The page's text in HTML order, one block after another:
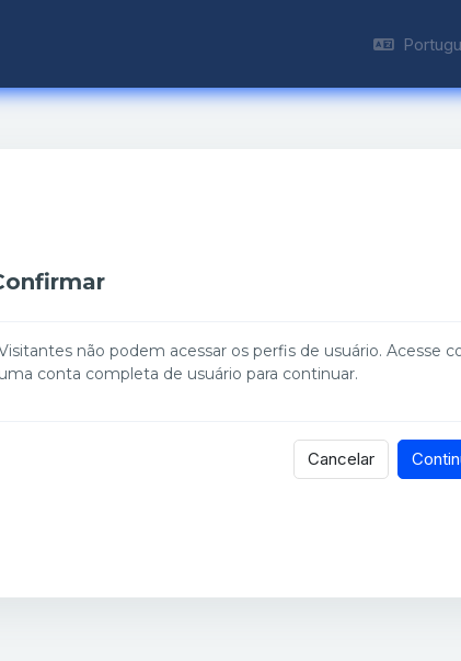
não podem acessar os perfis de usuário. Acesse
uma conta completa de usuário para continuar.
Cancelar